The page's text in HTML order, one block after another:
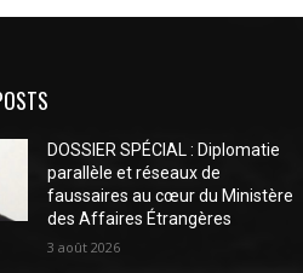
DOSSIER SPÉCIAL : Diplomatie
parallèle et réseaux de
faussaires au cœur du Ministère
des Affaires Étrangères
3 août 2026